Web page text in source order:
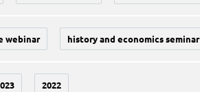
webinar history and economics seminar
2022